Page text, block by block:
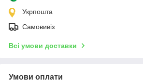
Укрпошта
Самовивіз
Всі умови доставки
Умови оплати